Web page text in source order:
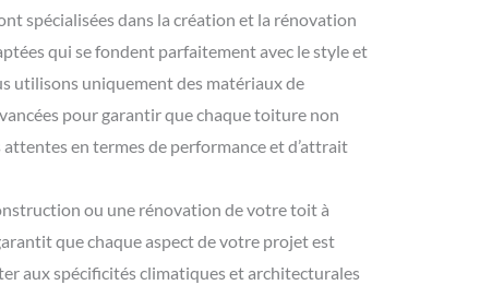
spécialisées dans la création et la rénovation
qui se fondent parfaitement avec le style et
utilisons uniquement des matériaux de
pour garantir que chaque toiture non
en termes de performance et d’attrait
ou une rénovation de votre toit à
que chaque aspect de votre projet est
aux spécificités climatiques et architecturales